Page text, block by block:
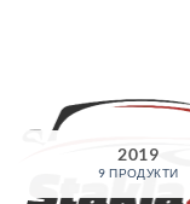
2019
9 ПРОДУКТИ